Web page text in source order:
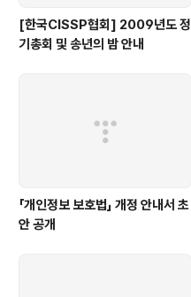
[한국CISSP협회] 2009년도 정
기총회 및 송년의 밤 안내
「개인정보 보호법」 개정 안내서 초
안 공개